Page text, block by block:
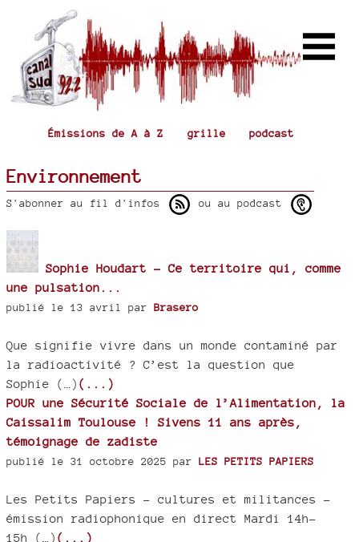
Émissions de A à Z grille podcast
Environnement
S'abonner au fil d'infos ou au podcast
Sophie Houdart - Ce territoire qui, comme
une pulsation...
publié le 13 avril par Brasero
Que signifie vivre dans un monde contaminé par
la radioactivité ? C’est la question que
Sophie (…) (...)
POUR une Sécurité Sociale de l’Alimentation, la
Caissalim Toulouse ! Sivens 11 ans après,
témoignage de zadiste
publié le 31 octobre 2025 par LES PETITS PAPIERS
Les Petits Papiers – cultures et militances -
émission radiophonique en direct Mardi 14h-
15h (…) (...)